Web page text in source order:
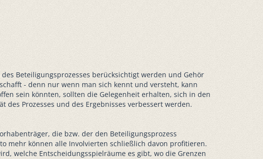
Beteiligungsprozesses berücksichtigt werden und Gehör
- denn nur wenn man sich kennt und versteht, kann
sein könnten, sollten die Gelegenheit erhalten, sich in den
Prozesses und des Ergebnisses verbessert werden.
die bzw. der den Beteiligungsprozess
mehr können alle Involvierten schließlich davon profitieren.
welche Entscheidungsspielräume es gibt, wo die Grenzen